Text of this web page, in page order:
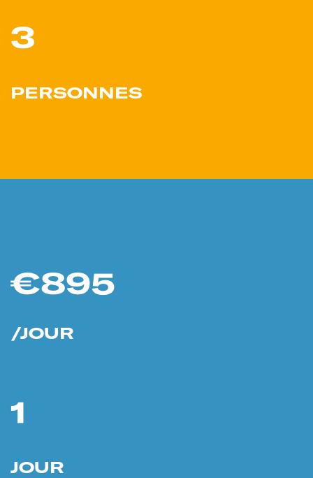
3
PERSONNES
€895
/JOUR
1
JOUR